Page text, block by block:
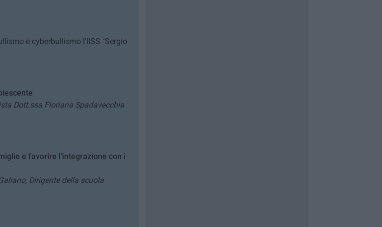
e cyberbullismo l'IISS "Sergio
Dott.ssa Floriana Spadavecchia
e favorire l'integrazione con i
Dirigente della scuola